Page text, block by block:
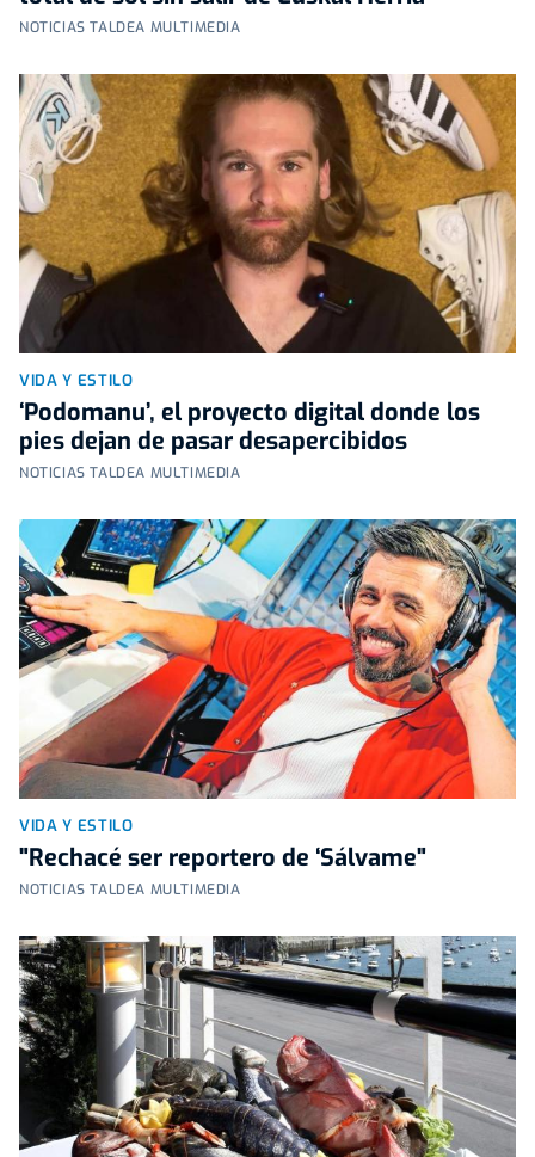
NOTICIAS TALDEA MULTIMEDIA
VIDA Y ESTILO
‘Podomanu’, el proyecto digital donde los
pies dejan de pasar desapercibidos
NOTICIAS TALDEA MULTIMEDIA
VIDA Y ESTILO
"Rechacé ser reportero de ‘Sálvame"
NOTICIAS TALDEA MULTIMEDIA